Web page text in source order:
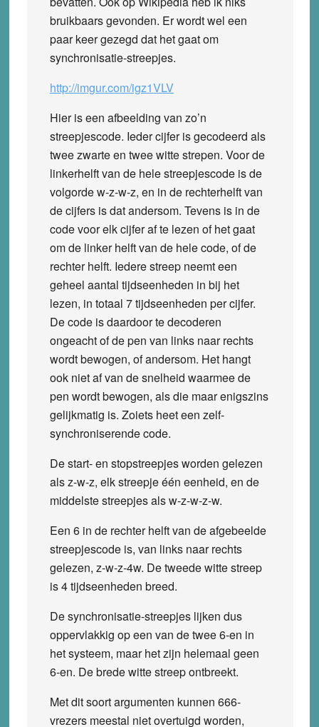
bruikbaars gevonden. Er wordt wel een
paar keer gezegd dat het gaat om
synchronisatie-streepjes.
http://imgur.com/igz1VLV
Hier is een afbeelding van zo’n
streepjescode. Ieder cijfer is gecodeerd als
twee zwarte en twee witte strepen. Voor de
linkerhelft van de hele streepjescode is de
volgorde w-z-w-z, en in de rechterhelft van
de cijfers is dat andersom. Tevens is in de
code voor elk cijfer af te lezen of het gaat
om de linker helft van de hele code, of de
rechter helft. Iedere streep neemt een
geheel aantal tijdseenheden in bij het
lezen, in totaal 7 tijdseenheden per cijfer.
De code is daardoor te decoderen
ongeacht of de pen van links naar rechts
wordt bewogen, of andersom. Het hangt
ook niet af van de snelheid waarmee de
pen wordt bewogen, als die maar enigszins
gelijkmatig is. Zoiets heet een zelf-
synchroniserende code.
De start- en stopstreepjes worden gelezen
als z-w-z, elk streepje één eenheid, en de
middelste streepjes als w-z-w-z-w.
Een 6 in de rechter helft van de afgebeelde
streepjescode is, van links naar rechts
gelezen, z-w-z-4w. De tweede witte streep
is 4 tijdseenheden breed.
De synchronisatie-streepjes lijken dus
oppervlakkig op een van de twee 6-en in
het systeem, maar het zijn helemaal geen
6-en. De brede witte streep ontbreekt.
Met dit soort argumenten kunnen 666-
vrezers meestal niet overtuigd worden,